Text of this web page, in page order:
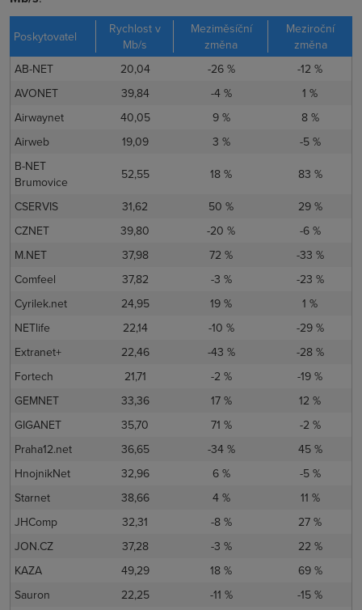
Poskytovatel
Rychlost v
Mb/s
Meziměsíční
změna
Meziroční
změna
AB-NET
20,04 -26 %
-12 %
AVONET
39,84 -4 %
1 %
Airwaynet
40,05 9 %
8 %
Airweb
19,09 3 %
-5 %
B-NET
Brumovice
52,55 18 %
83 %
CSERVIS
31,62 50 %
29 %
CZNET
39,80 -20 %
-6 %
M.NET
37,98 72 %
-33 %
Comfeel
37,82 -3 %
-23 %
Cyrilek.net
24,95 19 %
1 %
NETlife
22,14 -10 %
-29 %
Extranet+
22,46 -43 %
-28 %
Fortech
21,71 -2 %
-19 %
GEMNET
33,36 17 %
12 %
GIGANET
35,70 71 %
-2 %
Praha12.net
36,65 -34 %
45 %
HnojnikNet
32,96 6 %
-5 %
Starnet
38,66 4 %
11 %
JHComp
32,31 -8 %
27 %
JON.CZ
37,28 -3 %
22 %
KAZA
49,29 18 %
69 %
Sauron
22,25 -11 %
-15 %